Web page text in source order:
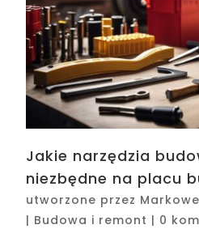
Jakie narzędzia
niezbędne na placu
utworzone przez
| Budowa i remont | 0